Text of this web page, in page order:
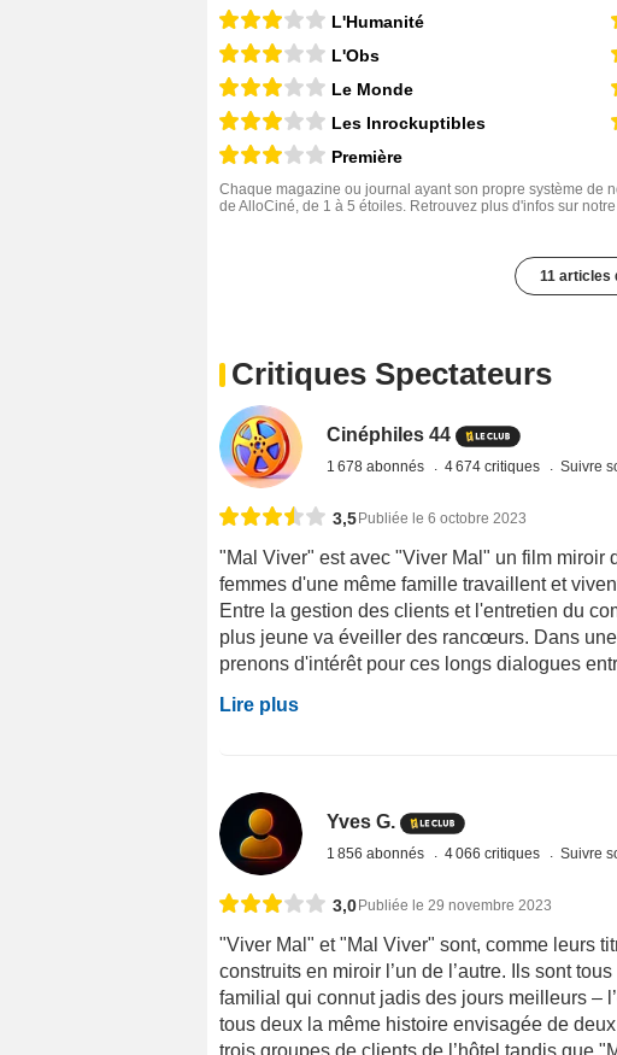
L'Humanité
L'Obs
Le Monde
Les Inrockuptibles
Première
Chaque magazine ou journal ayant son propre système de
de AlloCiné, de 1 à 5 étoiles. Retrouvez plus d'infos sur
11 articles
Critiques Spectateurs
Cinéphiles 44
1 678 abonnés 4 674 critiques Suivre
3,5Publiée le 6 octobre 2023
"Mal Viver" est avec "Viver Mal" un film
femmes d'une même famille travaillent et
Entre la gestion des clients et l'entretien du
plus jeune va éveiller des rancœurs. Dans
prenons d'intérêt pour ces longs dialogues
Lire plus
Yves G.
1 856 abonnés 4 066 critiques Suivre
3,0Publiée le 29 novembre 2023
"Viver Mal" et "Mal Viver" sont, comme leurs
construits en miroir l’un de l’autre. Ils sont
familial qui connut jadis des jours meilleurs –
tous deux la même histoire envisagée de
trois groupes de clients de l’hôtel tandis que